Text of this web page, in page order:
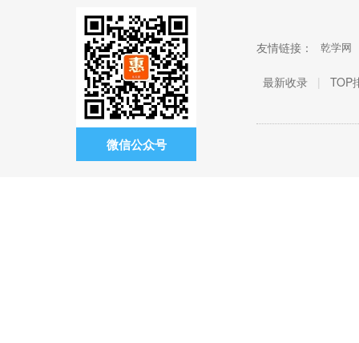
微信公众号
友情链接： 乾学网
最新收录 | TOP